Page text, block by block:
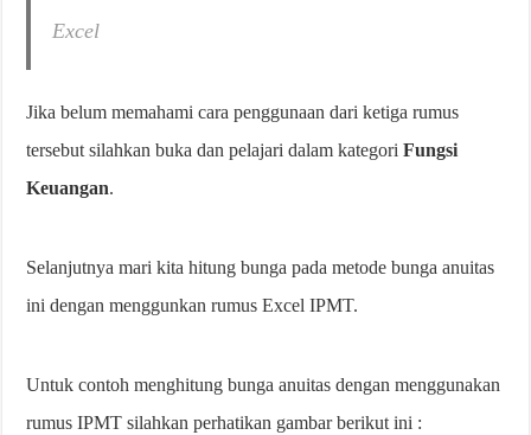
Excel
Jika belum memahami cara penggunaan dari ketiga rumus
tersebut silahkan buka dan pelajari dalam kategoriFungsi
Keuangan.
Selanjutnya mari kita hitung bunga pada metode bunga anuitas
ini dengan menggunkan rumus Excel IPMT.
Untuk contoh menghitung bunga anuitas dengan menggunakan
rumus IPMT silahkan perhatikan gambar berikut ini :